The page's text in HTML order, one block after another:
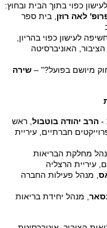
כפוי בתוך הבית ובחוץ:
לאה רוזן , בית ספר
לעישון כפוי בהריון
האוניברסיטה
מיושם בפועל?" – שירה
- הרב יהודה בוטבול , ראש
חברתיים, עיריית
מחלקת הבריאות
עיריית הרצליה
, מנהל פעילות החברה
, מנהל יחידת בריאות